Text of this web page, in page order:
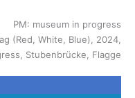
PM: museum in progress
(Red, White, Blue), 2024,
Stubenbrücke, Flagge